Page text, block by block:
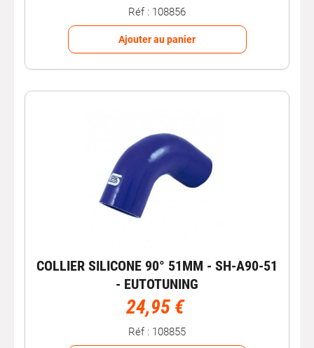
Réf : 108856
Ajouter au panier
COLLIER SILICONE 90° 51MM - SH-A90-51
- EUTOTUNING
24,95 €
Réf : 108855